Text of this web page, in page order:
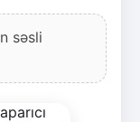
səsli